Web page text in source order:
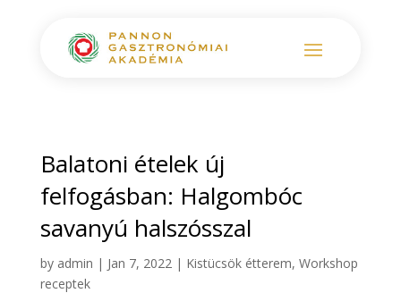
Balatoni ételek új
felfogásban: Halgombóc
savanyú halszósszal
by admin | Jan 7, 2022| Kistücsök étterem, Workshop
receptek